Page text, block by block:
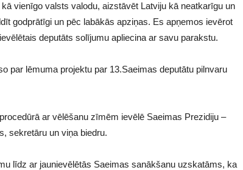
vienīgo valsts valodu, aizstāvēt Latviju kā neatkarīgu un
godprātīgi un pēc labākās apziņas. Es apņemos ievērot
deputāts solījumu apliecina ar savu parakstu.
par lēmuma projektu par 13.Saeimas deputātu pilnvaru
ar vēlēšanu zīmēm ievēlē Saeimas Prezidiju –
sekretāru un viņa biedru.
līdz ar jaunievēlētās Saeimas sanākšanu uzskatāms, ka